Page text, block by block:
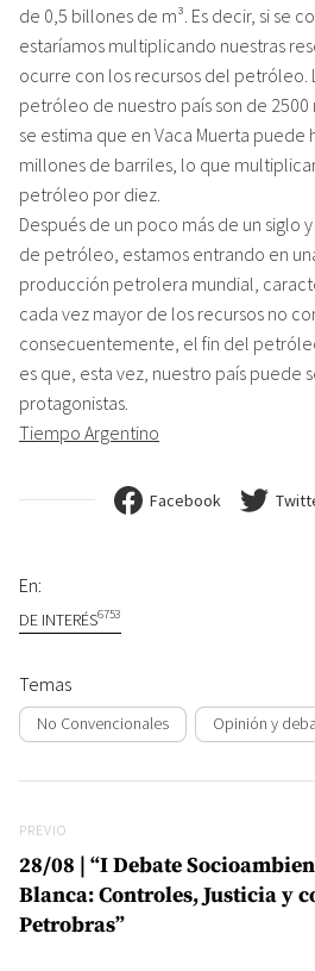
de 0,5 billones de m³. Es decir, si se
estaríamos multiplicando nuestras
ocurre con los recursos del petróleo.
petróleo de nuestro país son de
se estima que en Vaca Muerta puede
millones de barriles, lo que
petróleo por diez.
Después de un poco más de un siglo
de petróleo, estamos entrando en
producción petrolera mundial,
cada vez mayor de los recursos no
consecuentemente, el fin del
es que, esta vez, nuestro país puede
protagonistas.
Tiempo Argentino
Facebook
En:
DE INTERÉS6753
Temas
No Convencionales Opinión y
Previo
PREVIO
28/08 | “I Debate
Blanca: Controles, Justicia y
Petrobras”